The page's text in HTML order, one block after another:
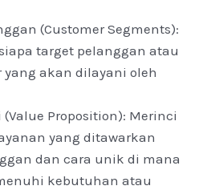
(Customer Segments):
target pelanggan atau
yang akan dilayani oleh
(Value Proposition): Merinci
yang ditawarkan
dan cara unik di mana
kebutuhan atau